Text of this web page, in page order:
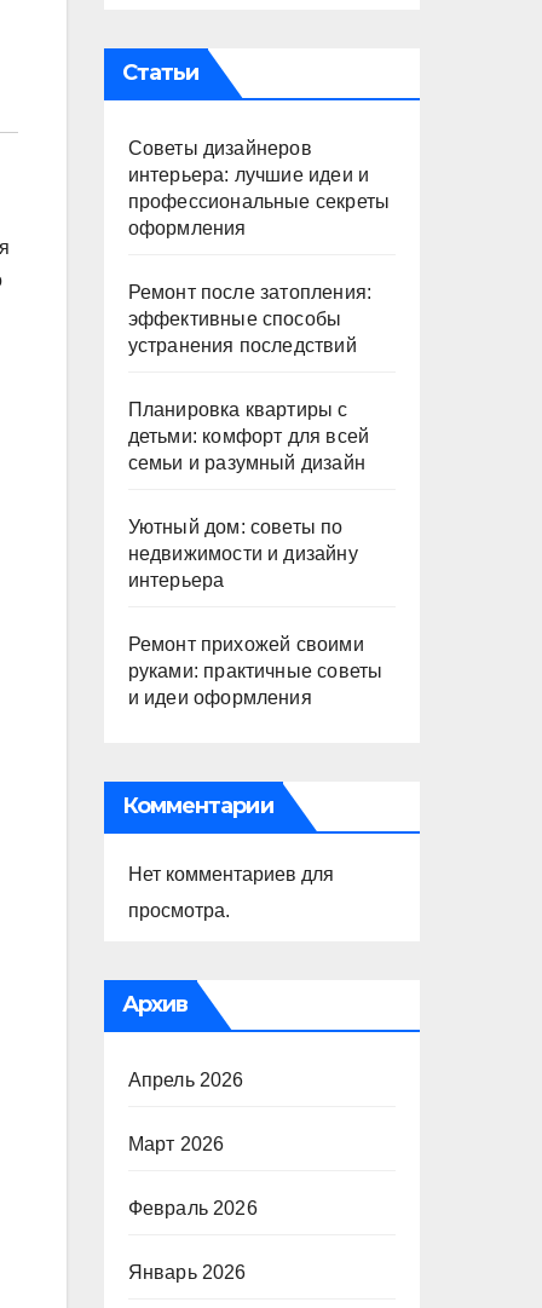
Статьи
Советы дизайнеров
интерьера: лучшие идеи и
профессиональные секреты
оформления
Ремонт после затопления:
эффективные способы
устранения последствий
Планировка квартиры с
детьми: комфорт для всей
семьи и разумный дизайн
Уютный дом: советы по
недвижимости и дизайну
интерьера
Ремонт прихожей своими
руками: практичные советы
и идеи оформления
Комментарии
Нет комментариев для
просмотра.
Архив
Апрель 2026
Март 2026
Февраль 2026
Январь 2026